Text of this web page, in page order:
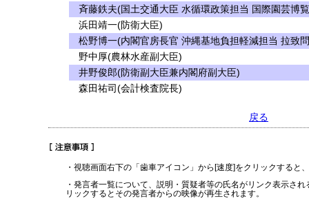
斉藤鉄夫(国土交通大臣 水循環政策担当 国際園芸博
浜田靖一(防衛大臣)
松野博一(内閣官房長官 沖縄基地負担軽減担当 拉致
野中厚(農林水産副大臣)
井野俊郎(防衛副大臣兼内閣府副大臣)
森田祐司(会計検査院長)
戻る
・視聴画面右下の「歯車アイコン」から[速度]をクリックすると
・発言者一覧について、説明・質疑者等の氏名がリンク表示さ
リックするとその発言者からの映像が再生されます。